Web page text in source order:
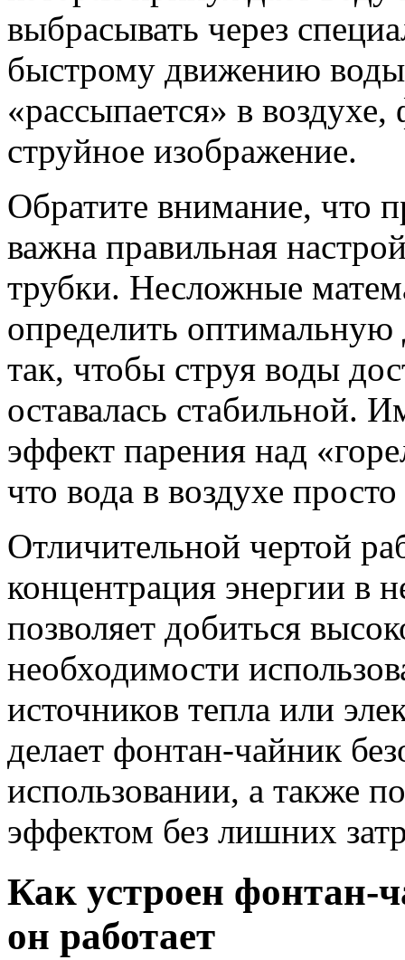
выбрасывать через
быстрому движению воды
«рассыпается» в
струйное изображение.
Обратите внимание, что
важна правильная
трубки. Несложные
определить
так, чтобы струя воды
оставалась стабильной.
эффект парения над
что вода в воздухе просто
Отличительной чертой
концентрация энергии в
позволяет добиться
необходимости
источников тепла или
делает фонтан-чайник
использовании, а также
эффектом без лишних
Как устроен фонтан-
он работает